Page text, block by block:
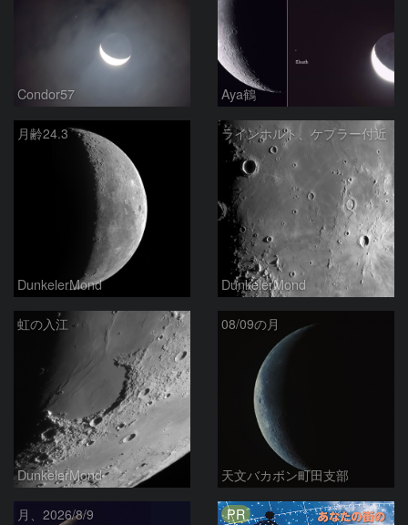
Condor57 Aya鶴
月齢24.3
DunkelerMond
ラインホルト、ケプラー付近
DunkelerMond
虹の入江
DunkelerMond
08/09の月
天文バカボン町田支部
月、2026/8/9 PR